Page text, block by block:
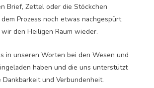
Brief, Zettel oder die Stöckchen
Prozess noch etwas nachgespürt
den Heiligen Raum wieder.
in unseren Worten bei den Wesen und
haben und die uns unterstützt
und Verbundenheit.